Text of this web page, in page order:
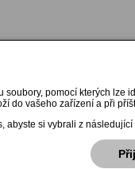
soubory, pomocí kterých lze
do vašeho zařízení a při
abyste si vybrali z